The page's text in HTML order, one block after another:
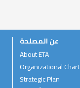
عن المصلحة
About ETA
Organizational Chart
Strategic Plan